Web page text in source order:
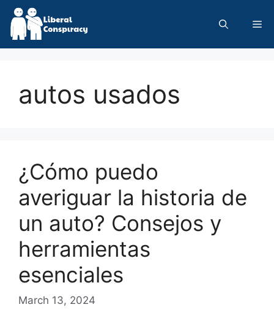
Skip
content
autos usados
¿Cómo puedo
averiguar la historia de
un auto? Consejos y
herramientas
esenciales
March 13, 2024